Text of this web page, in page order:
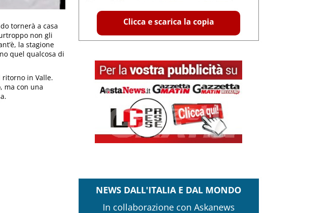
tornerà a casa
non gli
la stagione
quel qualcosa di
in Valle.
ma con una
Clicca e scarica la copia
NEWS DALL'ITALIA E DAL MONDO
In collaborazione con Askanews